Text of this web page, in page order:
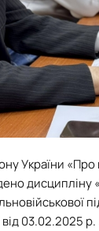
України
дисципліну
03.02.2025